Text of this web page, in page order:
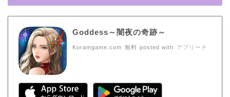
Goddess～闇夜の奇跡～
Koramgame.com 無料 posted with アプリーチ